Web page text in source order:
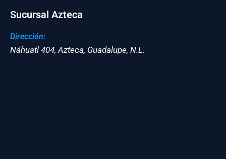
Sucursal Azteca
Dirección:
Náhuatl 404, Azteca, Guadalupe, N.L.